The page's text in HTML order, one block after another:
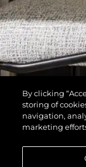
By clicking
storing of
navigation,
marketing